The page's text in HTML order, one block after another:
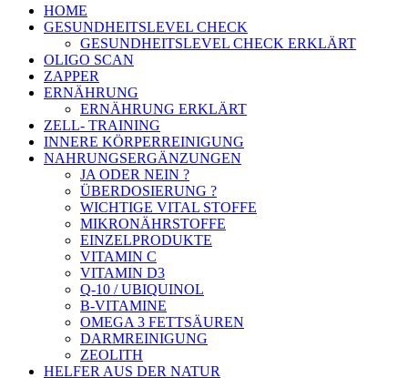
HOME
GESUNDHEITSLEVEL CHECK
GESUNDHEITSLEVEL CHECK ERKLÄRT
OLIGO SCAN
ZAPPER
ERNÄHRUNG
ERNÄHRUNG ERKLÄRT
ZELL- TRAINING
INNERE KÖRPERREINIGUNG
NAHRUNGSERGÄNZUNGEN
JA ODER NEIN ?
ÜBERDOSIERUNG ?
WICHTIGE VITAL STOFFE
MIKRONÄHRSTOFFE
EINZELPRODUKTE
VITAMIN C
VITAMIN D3
Q-10 / UBIQUINOL
B-VITAMINE
OMEGA 3 FETTSÄUREN
DARMREINIGUNG
ZEOLITH
HELFER AUS DER NATUR